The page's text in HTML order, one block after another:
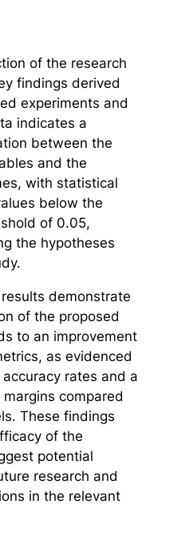
of the research
findings derived
experiments and
indicates a
between the
and the
with statistical
below the
of 0.05,
the hypotheses
demonstrate
of the proposed
to an improvement
as evidenced
rates and a
compared
These findings
of the
potential
research and
in the relevant